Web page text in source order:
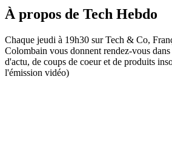
À propos de Tech Hebdo
Chaque jeudi à 19h30 sur Tech & Co,
Colombain vous donnent rendez-vous
d'actu, de coups de coeur et de produits
l'émission vidéo)